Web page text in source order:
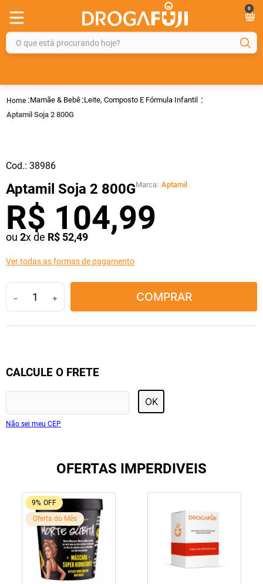
0
O que está procurando hoje?
Mamãe & Bebê Leite, Composto E Fórmula Infantil
Aptamil Soja 2 800G
Cod.: 38986
Aptamil Soja 2 800GMarca: Aptamil
R$ 104,99
ou 2x de R$ 52,49
Ver todas as formas de pagamento
＋
－ COMPRAR
CALCULE O FRETE
OK
Não sei meu CEP
OFERTAS IMPERDIVEIS
9% OFF
Oferta do Mês
2
gelmax
5º
protetor solar
6º
shampoo
º
dipirona
8º
fraldas geriátricas